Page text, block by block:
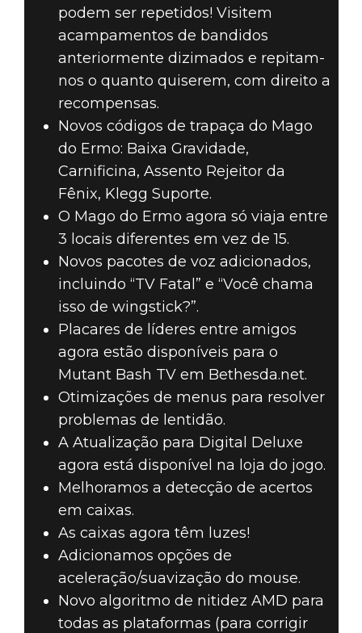
RAGE 2 – PATCH
NOTES DA
ATUALIZAÇÃO 1
podem ser repetidos! Visitem
acampamentos de bandidos
anteriormente dizimados e repitam-
nos o quanto quiserem, com direito a
recompensas.
Novos códigos de trapaça do Mago
do Ermo: Baixa Gravidade,
Carnificina, Assento Rejeitor da
Fênix, Klegg Suporte.
O Mago do Ermo agora só viaja entre
3 locais diferentes em vez de 15.
Novos pacotes de voz adicionados,
incluindo “TV Fatal” e “Você chama
isso de wingstick?”.
Placares de líderes entre amigos
agora estão disponíveis para o
Mutant Bash TV em Bethesda.net.
Otimizações de menus para resolver
problemas de lentidão.
A Atualização para Digital Deluxe
agora está disponível na loja do jogo.
Melhoramos a detecção de acertos
em caixas.
As caixas agora têm luzes!
Adicionamos opções de
aceleração/suavização do mouse.
Novo algoritmo de nitidez AMD para
todas as plataformas (para corrigir